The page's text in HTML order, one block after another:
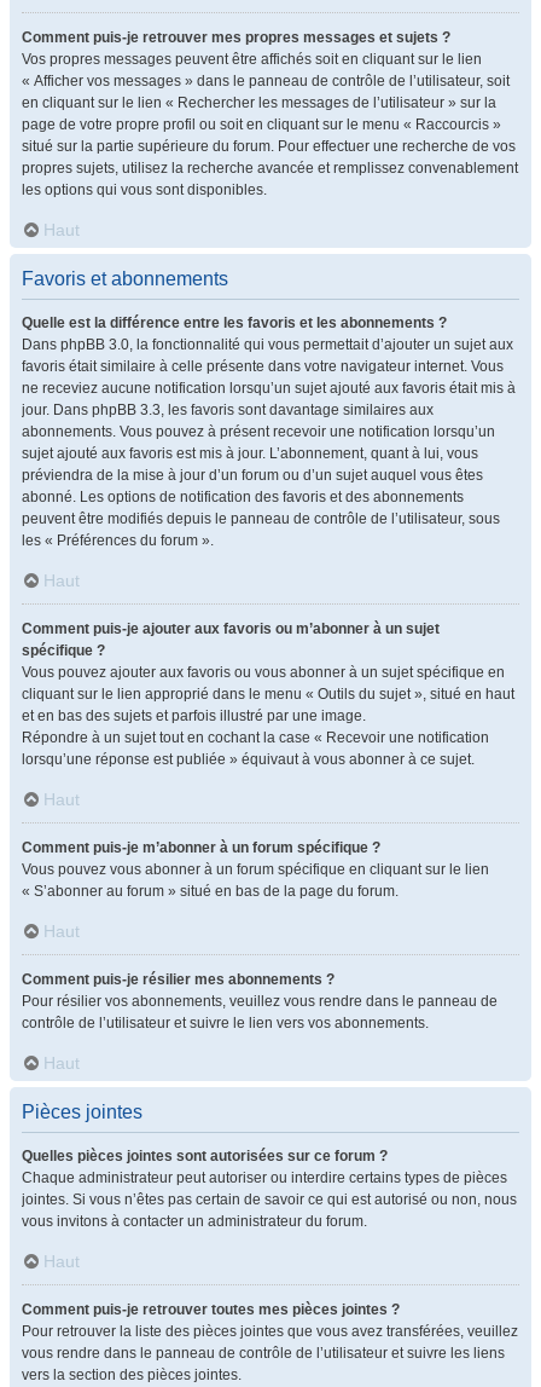
Comment puis-je retrouver mes propres messages et sujets ?
Vos propres messages peuvent être affichés soit en cliquant sur le lien
« Afficher vos messages » dans le panneau de contrôle de l’utilisateur, soit
en cliquant sur le lien « Rechercher les messages de l’utilisateur » sur la
page de votre propre profil ou soit en cliquant sur le menu « Raccourcis »
situé sur la partie supérieure du forum. Pour effectuer une recherche de vos
propres sujets, utilisez la recherche avancée et remplissez convenablement
les options qui vous sont disponibles.
Haut
Favoris et abonnements
Quelle est la différence entre les favoris et les abonnements ?
Dans phpBB 3.0, la fonctionnalité qui vous permettait d’ajouter un sujet aux
favoris était similaire à celle présente dans votre navigateur internet. Vous
ne receviez aucune notification lorsqu’un sujet ajouté aux favoris était mis à
jour. Dans phpBB 3.3, les favoris sont davantage similaires aux
abonnements. Vous pouvez à présent recevoir une notification lorsqu’un
sujet ajouté aux favoris est mis à jour. L’abonnement, quant à lui, vous
préviendra de la mise à jour d’un forum ou d’un sujet auquel vous êtes
abonné. Les options de notification des favoris et des abonnements
peuvent être modifiés depuis le panneau de contrôle de l’utilisateur, sous
les « Préférences du forum ».
Haut
Comment puis-je ajouter aux favoris ou m’abonner à un sujet
spécifique ?
Vous pouvez ajouter aux favoris ou vous abonner à un sujet spécifique en
cliquant sur le lien approprié dans le menu « Outils du sujet », situé en haut
et en bas des sujets et parfois illustré par une image.
Répondre à un sujet tout en cochant la case « Recevoir une notification
lorsqu’une réponse est publiée » équivaut à vous abonner à ce sujet.
Haut
Comment puis-je m’abonner à un forum spécifique ?
Vous pouvez vous abonner à un forum spécifique en cliquant sur le lien
« S’abonner au forum » situé en bas de la page du forum.
Haut
Comment puis-je résilier mes abonnements ?
Pour résilier vos abonnements, veuillez vous rendre dans le panneau de
contrôle de l’utilisateur et suivre le lien vers vos abonnements.
Haut
Pièces jointes
Quelles pièces jointes sont autorisées sur ce forum ?
Chaque administrateur peut autoriser ou interdire certains types de pièces
jointes. Si vous n’êtes pas certain de savoir ce qui est autorisé ou non, nous
vous invitons à contacter un administrateur du forum.
Haut
Comment puis-je retrouver toutes mes pièces jointes ?
Pour retrouver la liste des pièces jointes que vous avez transférées, veuillez
vous rendre dans le panneau de contrôle de l’utilisateur et suivre les liens
vers la section des pièces jointes.